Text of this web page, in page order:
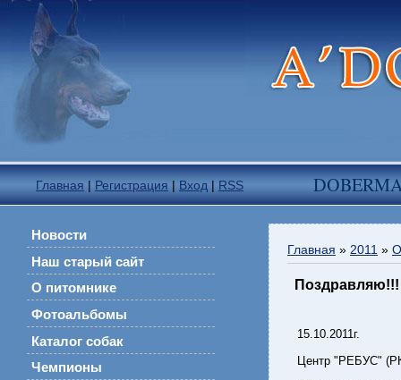
Главная | Регистрация | Вход | RSS
Новости
Наш старый сайт
О питомнике
Фотоальбомы
Каталог собак
Чемпионы
Главная » 2011 »
Поздравляю!!!
15.10.2011г.
Центр "РЕБУС"